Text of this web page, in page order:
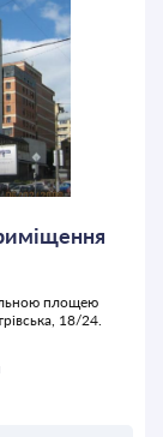
площею
18/24.